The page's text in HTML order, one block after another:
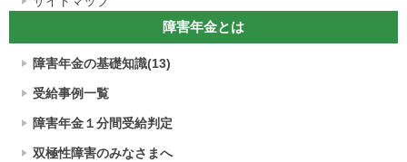
障害年金とは
障害年金の基礎知識(13)
受給事例一覧
障害年金１分間受給判定
双極性障害のみなさまへ